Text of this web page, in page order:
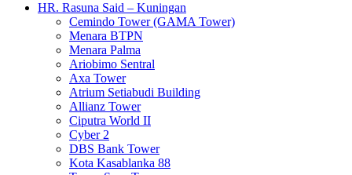
HR. Rasuna Said – Kuningan
Cemindo Tower (GAMA Tower)
Menara BTPN
Menara Palma
Ariobimo Sentral
Axa Tower
Atrium Setiabudi Building
Allianz Tower
Ciputra World II
Cyber 2
DBS Bank Tower
Kota Kasablanka 88